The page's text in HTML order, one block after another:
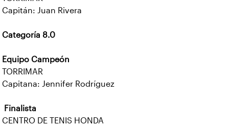
Capitán: Juan Rivera
Categoría 8.0
Equipo Campeón
TORRIMAR
Capitana: Jennifer Rodríguez
Finalista
CENTRO DE TENIS HONDA